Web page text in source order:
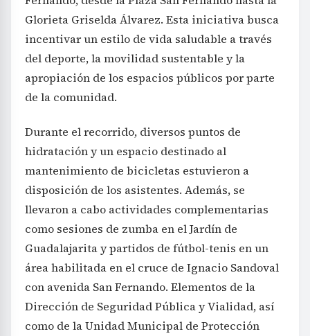
Glorieta Griselda Álvarez. Esta iniciativa busca
incentivar un estilo de vida saludable a través
del deporte, la movilidad sustentable y la
apropiación de los espacios públicos por parte
de la comunidad.
Durante el recorrido, diversos puntos de
hidratación y un espacio destinado al
mantenimiento de bicicletas estuvieron a
disposición de los asistentes. Además, se
llevaron a cabo actividades complementarias
como sesiones de zumba en el Jardín de
Guadalajarita y partidos de fútbol-tenis en un
área habilitada en el cruce de Ignacio Sandoval
con avenida San Fernando. Elementos de la
Dirección de Seguridad Pública y Vialidad, así
como de la Unidad Municipal de Protección